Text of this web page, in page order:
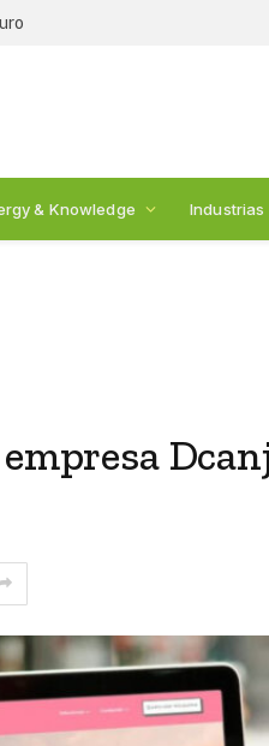
& Knowledge Industrias